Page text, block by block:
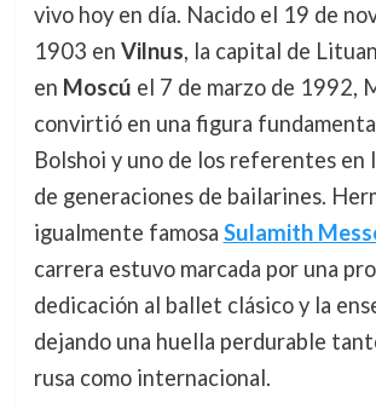
vivo hoy en día. Nacido el 19 de
1903 en Vilnus, la capital de
en Moscú el 7 de marzo de 1992,
convirtió en una figura
Bolshoi y uno de los referentes en
de generaciones de bailarines.
igualmente famosa Sulamith
carrera estuvo marcada por una
dedicación al ballet clásico y la
dejando una huella perdurable
rusa como internacional.